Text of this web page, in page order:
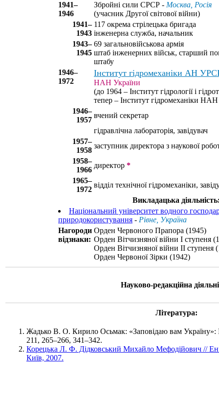
1941–
1946
Збройні сили СРСР - Москва, Росія
(учасник Другої світової війни)
1941–
1943
117 окрема стрілецька бригада
інженерна служба, начальник
1943–
1945
69 загальновійськова армія
штаб інженерних військ, старший
штабу
1946–
1972
Інститут гідромеханіки АН
НАН України
(до 1964 – Інститут гідрології і
тепер – Інститут гідромеханіки
1946–
1957
вчений секретар
гідравлічна лабораторія, завідувач
1957–
1958
заступник директора з наукової
1958–
1966
директор *
1965–
1972
відділ технічної гідромеханіки,
Викладацька
Національний університет водного
природокористування - Рівне, Україна
Нагороди
відзнаки:
Орден Червоного Прапора (1945)
Орден Вітчизняної війни I ступеня
Орден Вітчизняної війни II ступеня
Орден Червоної Зірки (1942)
Науково-редакційна
Література:
Жадько В. О. Кирило Осьмак: «Заповідаю вам Україну»:
211, 265–266, 341–342.
Корецька Л. Ф. Дідковський Михайло Мефодійович //
Київ, 2007.